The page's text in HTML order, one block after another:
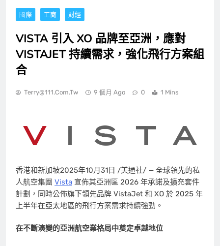
國際 工商 財經
VISTA 引入 XO 品牌至亞洲，應對
VISTAJET 持續需求，強化飛行方案組
合
Terry@111.com.tw 9 個月 Ago 0 1 Mins
香港和新加坡2025年10月31日 /美通社/ — 全球領先的私
人航空集團 Vista 宣佈其亞洲區 2026 年承諾及擴充套件
計劃，同時公佈旗下領先品牌 VistaJet 和 XO 於 2025 年
上半年在亞太地區的飛行方案需求持續強勁。
在不斷演變的亞洲航空業格局中奠定卓越地位